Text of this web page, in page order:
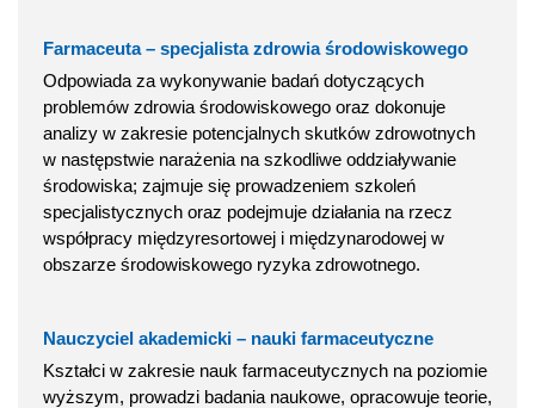
Farmaceuta – specjalista zdrowia środowiskowego
Odpowiada za wykonywanie badań dotyczących
problemów zdrowia środowiskowego oraz dokonuje
analizy w zakresie potencjalnych skutków zdrowotnych
w następstwie narażenia na szkodliwe oddziaływanie
środowiska; zajmuje się prowadzeniem szkoleń
specjalistycznych oraz podejmuje działania na rzecz
współpracy międzyresortowej i międzynarodowej w
obszarze środowiskowego ryzyka zdrowotnego.
Nauczyciel akademicki – nauki farmaceutyczne
Kształci w zakresie nauk farmaceutycznych na poziomie
wyższym, prowadzi badania naukowe, opracowuje teorie,